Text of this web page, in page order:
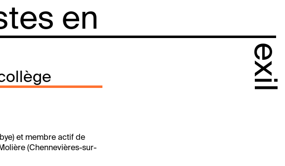
en
exil
et membre actif de
(Chennevières-sur-